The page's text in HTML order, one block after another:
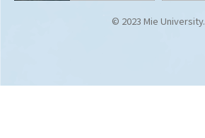
© 2023 Mie University.